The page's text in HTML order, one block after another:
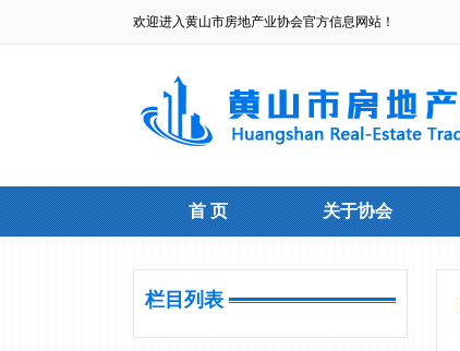
欢迎进入黄山市房地产业协会官方信息网站！
首 页 关于协会
栏目列表